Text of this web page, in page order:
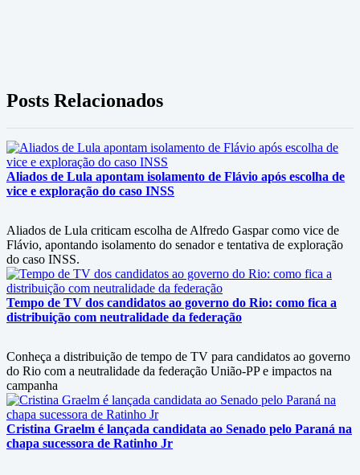
Posts Relacionados
Aliados de Lula apontam isolamento de Flávio após escolha de
vice e exploração do caso INSS
Aliados de Lula criticam escolha de Alfredo Gaspar como vice de
Flávio, apontando isolamento do senador e tentativa de exploração
do caso INSS.
Tempo de TV dos candidatos ao governo do Rio: como fica a
distribuição com neutralidade da federação
Conheça a distribuição de tempo de TV para candidatos ao governo
do Rio com a neutralidade da federação União-PP e impactos na
campanha
Cristina Graelm é lançada candidata ao Senado pelo Paraná na
chapa sucessora de Ratinho Jr